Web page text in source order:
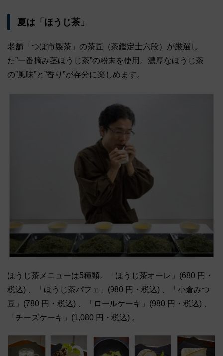
夏は「ほうじ茶」
老舗「つぼ市製茶」の茶匠（茶鑑定士六段）が厳選し
た”一番摘み茎ほうじ茶”の粉末を使用。濃厚なほうじ茶
の”風味”と”香り”が存分に楽しめます。
ほうじ茶メニューは5種類。「ほうじ茶オーレ」(680 円・
税込) 、「ほうじ茶パフェ」(980 円・税込) 、「小倉みつ
豆」(780 円・税込) 、「ロールケーキ」(980 円・税込) 、
「チーズケーキ」(1,080 円・税込) 。